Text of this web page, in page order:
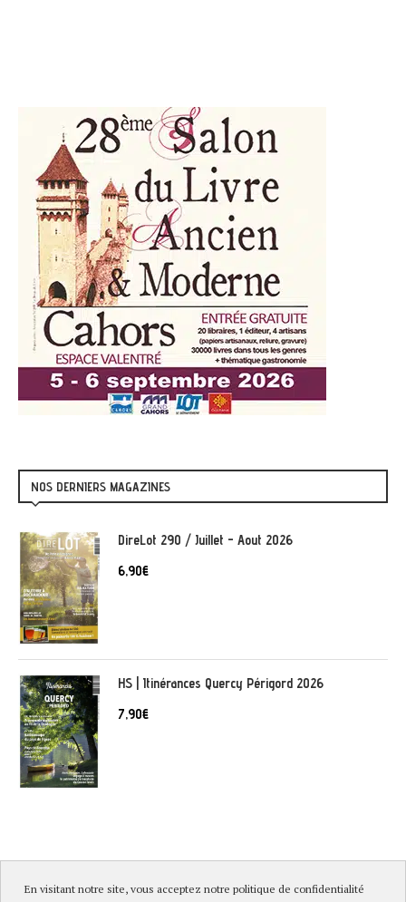
En visitant notre site, vous acceptez notre politique de confidentialité
NOS DERNIERS MAGAZINES
DireLot 290 / Juillet - Aout 2026
6,90€
HS | Itinérances Quercy Périgord 2026
7,90€
© DireLot 2019 |Mentions légales & Politique de confidentialité|